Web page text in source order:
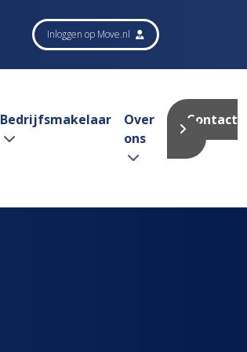
Inloggen op Move.nl
Bedrijfsmakelaar
Over
ons
Contact